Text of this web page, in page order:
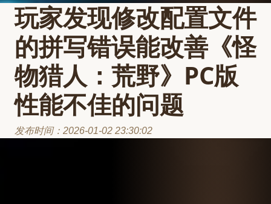
玩家发现修改配置文件
的拼写错误能改善《怪
物猎人：荒野》PC版
性能不佳的问题
发布时间：2026-01-02 23:30:02